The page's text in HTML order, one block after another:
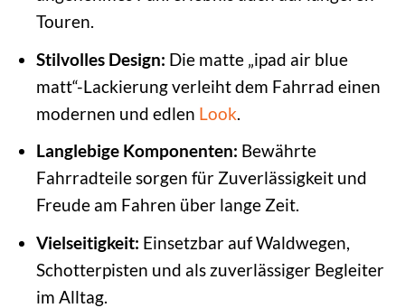
Touren.
Stilvolles Design: Die matte „ipad air blue
matt“-Lackierung verleiht dem Fahrrad einen
modernen und edlen Look.
Langlebige Komponenten: Bewährte
Fahrradteile sorgen für Zuverlässigkeit und
Freude am Fahren über lange Zeit.
Vielseitigkeit: Einsetzbar auf Waldwegen,
Schotterpisten und als zuverlässiger Begleiter
im Alltag.